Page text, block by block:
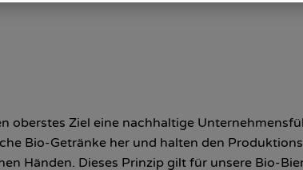
oberstes Ziel eine nachhaltige
Bio-Getränke her und halten den
Händen. Dieses Prinzip gilt für unsere Bio-